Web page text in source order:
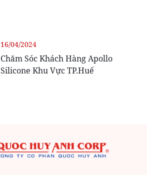
16/04/2024
Chăm Sóc Khách Hàng Apollo
Silicone Khu Vực TP.Huế